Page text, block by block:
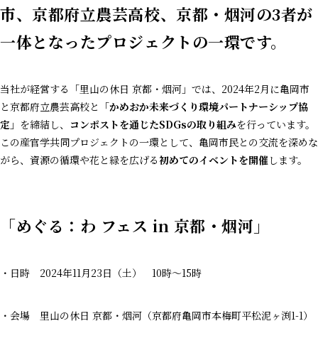
市、京都府立農芸高校、京都・烟河の3者が
一体となったプロジェクトの一環です。
当社が経営する「里山の休日 京都・烟河」では、2024年2月に亀岡市
と京都府立農芸高校と「かめおか未来づくり環境パートナーシップ協
定」 を締結し、 コンポストを通じたSDGsの取り組みを行っています。
この産官学共同プロジェクトの一環として、亀岡市民との交流を深めな
がら、資源の循環や花と緑を広げる初めてのイベントを開催 します。
「めぐる：わ フェス in 京都・烟河」
・日時 2024年11月23日（土） 10時～15時
・会場 里山の休日 京都・烟河（京都府亀岡市本梅町平松泥ヶ渕1-1）